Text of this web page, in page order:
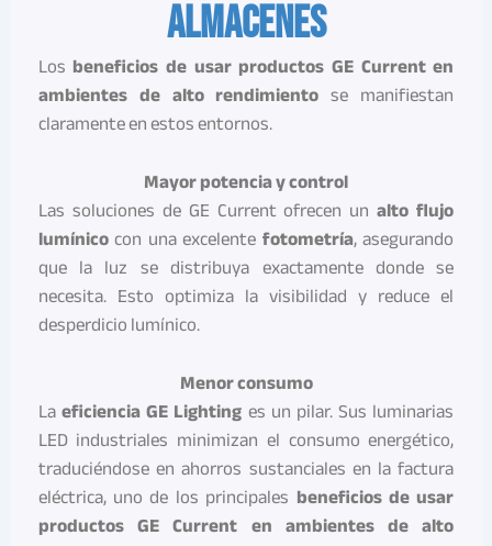
almacenes
Los beneficios de usar productos GE Current en
ambientes de alto rendimiento se manifiestan
claramente en estos entornos.
Mayor potencia y control
Las soluciones de GE Current ofrecen unalto flujo
lumínicocon una excelentefotometría, asegurando
que la luz se distribuya exactamente donde se
necesita. Esto optimiza la visibilidad y reduce el
desperdicio lumínico.
Menor consumo
Laeficiencia GE Lightinges un pilar. Sus luminarias
LED industriales minimizan el consumo energético,
traduciéndose en ahorros sustanciales en la factura
eléctrica, uno de los principales beneficios de usar
productos GE Current en ambientes de alto